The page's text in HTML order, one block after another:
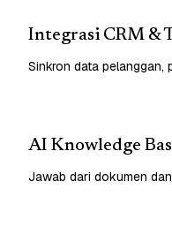
Integrasi CRM &
Sinkron data pelanggan,
AI Knowledge
Jawab dari dokumen